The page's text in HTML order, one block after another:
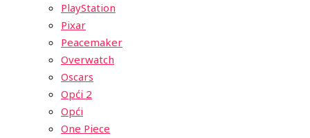
PlayStation
Pixar
Peacemaker
Overwatch
Oscars
Opći 2
Opći
One Piece